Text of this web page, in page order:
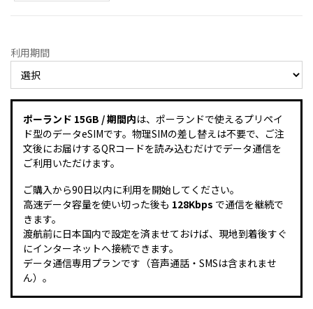
利用期間
ポーランド 15GB / 期間内は、ポーランドで使えるプリペイ
ド型のデータeSIMです。物理SIMの差し替えは不要で、ご注
文後にお届けするQRコードを読み込むだけでデータ通信を
ご利用いただけます。
ご購入から90日以内に利用を開始してください。
高速データ容量を使い切った後も 128Kbps で通信を継続で
きます。
渡航前に日本国内で設定を済ませておけば、現地到着後すぐ
にインターネットへ接続できます。
データ通信専用プランです（音声通話・SMSは含まれませ
ん）。